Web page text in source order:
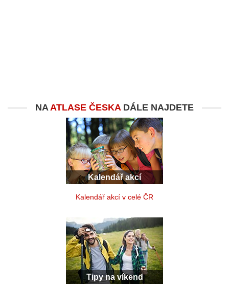
NAATLASE ČESKADÁLE NAJDETE
Kalendář akcí
Kalendář akcí v celé ČR
Tipy na víkend